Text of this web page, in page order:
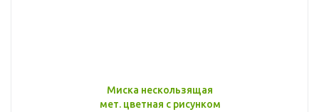
Миска нескользящая
мет. цветная с рисунком